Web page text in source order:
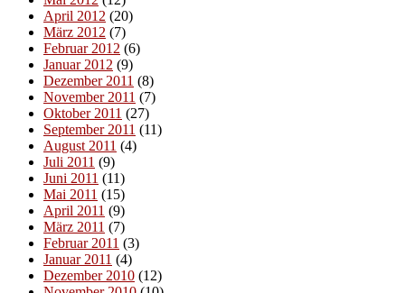
April 2012 (20)
März 2012 (7)
Februar 2012 (6)
Januar 2012 (9)
Dezember 2011 (8)
November 2011 (7)
Oktober 2011 (27)
September 2011 (11)
August 2011 (4)
Juli 2011 (9)
Juni 2011 (11)
Mai 2011 (15)
April 2011 (9)
März 2011 (7)
Februar 2011 (3)
Januar 2011 (4)
Dezember 2010 (12)